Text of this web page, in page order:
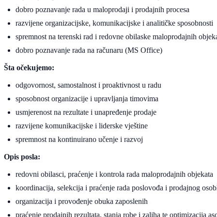
dobro poznavanje rada u maloprodaji i prodajnih procesa
razvijene organizacijske, komunikacijske i analitičke sposobnosti
spremnost na terenski rad i redovne obilaske maloprodajnih
dobro poznavanje rada na računaru (MS Office)
Šta očekujemo:
odgovornost, samostalnost i proaktivnost u radu
sposobnost organizacije i upravljanja timovima
usmjerenost na rezultate i unapređenje prodaje
razvijene komunikacijske i liderske vještine
spremnost na kontinuirano učenje i razvoj
Opis posla:
redovni obilasci, praćenje i kontrola rada maloprodajnih objekata
koordinacija, selekcija i praćenje rada poslovođa i prodajnog
organizacija i provođenje obuka zaposlenih
praćenje prodajnih rezultata, stanja robe i zaliha te optimizacija